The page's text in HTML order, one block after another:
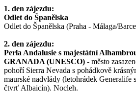
1. den zájezdu:
Odlet do Španělska
Odlet do Španělska (Praha - Málaga/
2. den zájezdu:
Perla Andalusie s majestátní
GRANADA (UNESCO) - město
pohoří Sierra Nevada s pohádkově
maurské nadvlády (letohrádek Generalife
čtvrť Albaicín). Nocleh.